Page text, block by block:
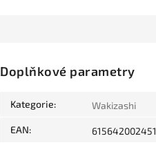
Doplňkové parametry
Kategorie: Wakizashi
EAN: 615642002451